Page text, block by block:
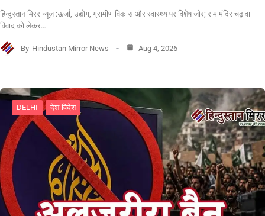
हिन्दुस्तान मिरर न्यूज़ :ऊर्जा, उद्योग, ग्रामीण विकास और स्वास्थ्य पर विशेष जोर; राम मंदिर चढ़ावा
विवाद को लेकर…
By Hindustan Mirror News Aug 4, 2026
DELHI देश-विदेश